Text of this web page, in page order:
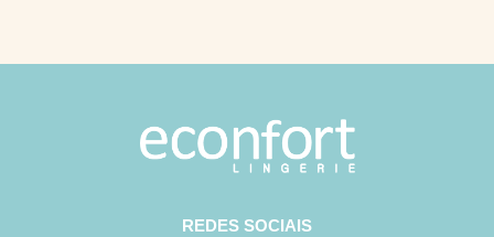
REDES SOCIAIS